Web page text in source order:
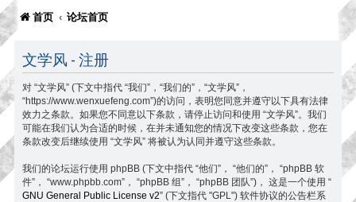
首页 论坛首页
文学风 - 注册
对 “文学风” (下文中指代 “我们”，“我们的”，“文学风”，
“https://www.wenxuefeng.com”)的访问，表明您同意并遵守以下具有法律
效力之条款。如果您不同意以下条款，请停止访问和使用 “文学风”。我们
可能在我们认为合适的时候，在并未通知您的情况下改变这些条款，您在
条款改变后继续使用 “文学风” 将被认为认同并遵守这些条款。
我们的论坛运行使用 phpBB (下文中指代 “他们”， “他们的”， “phpBB 软
件”， “www.phpbb.com”， “phpBB 组”， “phpBB 团队”)， 这是一个使用 “
GNU General Public License v2” (下文指代 "GPL") 软件协议的公告栏系